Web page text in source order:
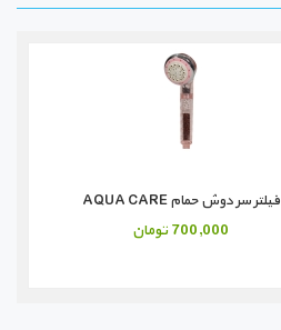
فیلتر سر دوش حمام AQUA CARE
700,000 تومان